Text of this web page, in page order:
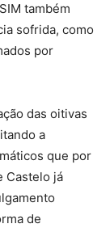
também
sofrida, como
por
das oitivas
a
que por
Castelo já
de